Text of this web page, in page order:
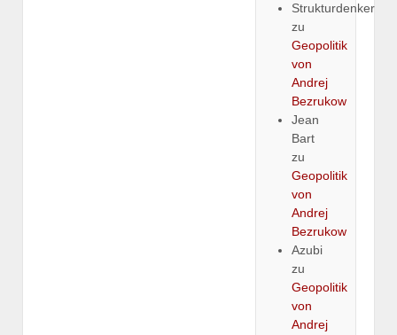
Strukturdenker
zu
Geopolitik
von
Andrej
Bezrukow
Jean
Bart
zu
Geopolitik
von
Andrej
Bezrukow
Azubi
zu
Geopolitik
von
Andrej